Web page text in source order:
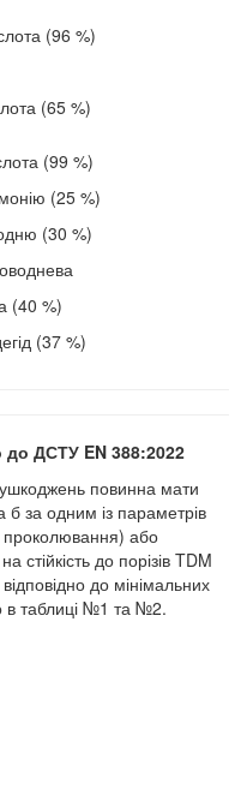
(96 %)
(65 %)
(99 %)
(25 %)
(30 %)
(40 %)
(37 %)
до ДСТУ EN 388:2022
ушкоджень повинна мати
за одним із параметрів
проколювання) або
стійкість до порізів TDM
до мінімальних
в таблиці №1 та №2.